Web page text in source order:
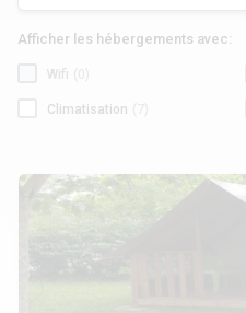
Afficher les hébergements avec:
Wifi
Climatisation